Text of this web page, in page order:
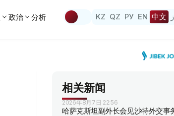
政治 分析 KZ QZ РУ EN 中文
相关新闻
2026年8月7日 22:56
哈萨克斯坦副外长会见沙特外交事